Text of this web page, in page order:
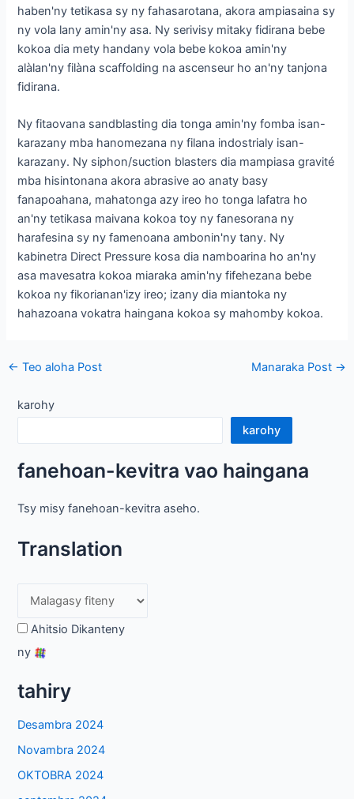
haben'ny tetikasa sy ny fahasarotana, akora ampiasaina sy
ny vola lany amin'ny asa. Ny serivisy mitaky fidirana bebe
kokoa dia mety handany vola bebe kokoa amin'ny
alàlan'ny filàna scaffolding na ascenseur ho an'ny tanjona
fidirana.
Ny fitaovana sandblasting dia tonga amin'ny fomba isan-
karazany mba hanomezana ny filana indostrialy isan-
karazany. Ny siphon/suction blasters dia mampiasa gravité
mba hisintonana akora abrasive ao anaty basy
fanapoahana, mahatonga azy ireo ho tonga lafatra ho
an'ny tetikasa maivana kokoa toy ny fanesorana ny
harafesina sy ny famenoana ambonin'ny tany. Ny
kabinetra Direct Pressure kosa dia namboarina ho an'ny
asa mavesatra kokoa miaraka amin'ny fifehezana bebe
kokoa ny fikorianan'izy ireo; izany dia miantoka ny
hahazoana vokatra haingana kokoa sy mahomby kokoa.
Post
← Teo aloha Post Manaraka Post →
karohy
karohy
fanehoan-kevitra vao haingana
Tsy misy fanehoan-kevitra aseho.
Translation
Ahitsio Dikanteny
ny
tahiry
Desambra 2024
Novambra 2024
OKTOBRA 2024